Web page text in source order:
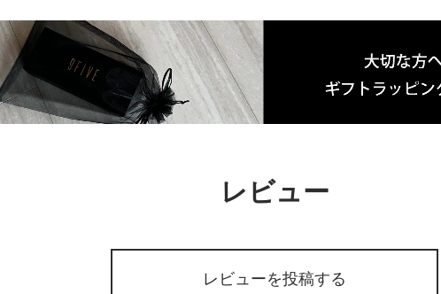
レビュー
レビューを投稿する